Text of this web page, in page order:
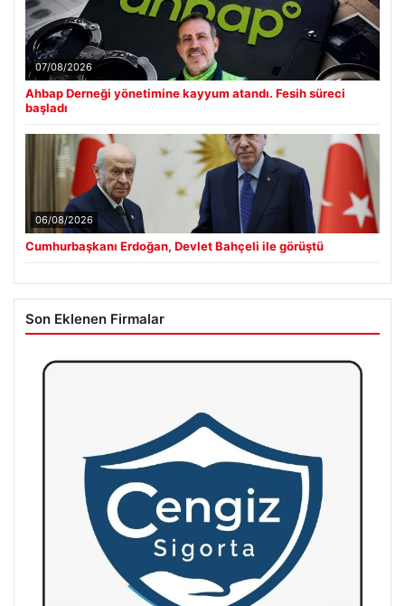
07/08/2026
Ahbap Derneği yönetimine kayyum atandı. Fesih süreci
başladı
06/08/2026
Cumhurbaşkanı Erdoğan, Devlet Bahçeli ile görüştü
Son Eklenen Firmalar